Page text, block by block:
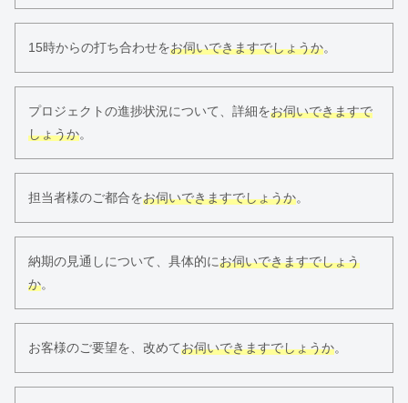
15時からの打ち合わせをお伺いできますでしょうか。
プロジェクトの進捗状況について、詳細をお伺いできますで
しょうか。
担当者様のご都合をお伺いできますでしょうか。
納期の見通しについて、具体的にお伺いできますでしょう
か。
お客様のご要望を、改めてお伺いできますでしょうか。